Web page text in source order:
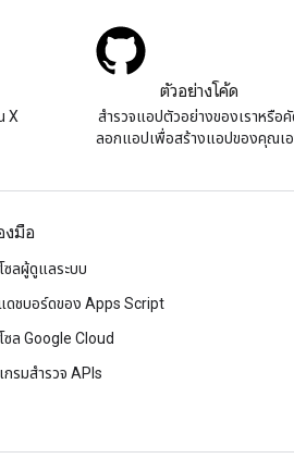
X
ตัวอย่างโค้ด
สํารวจแอปตัวอย่างของเราหรือคั
ลอกแอปเพื่อสร้างแอปของคุณเ
งมือ
ซลผู้ดูแลระบบ
ดชบอร์ดของ Apps Script
ซล Google Cloud
กรมสำรวจ APIs